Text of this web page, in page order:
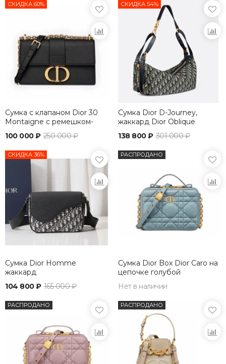
СКИДКА 60%
Сумка с клапаном Dior 30
Montaigne с ремешком-
100 000 ₽ 250 000 ₽
СКИДКА 54%
Сумка Dior D-Journey,
жаккард Dior Oblique
138 800 ₽ 301 000 ₽
СКИДКА 36%
Сумка Dior Homme
жаккард
104 800 ₽ 165 000 ₽
РАСПРОДАНО
Сумка Dior Box Dior Caro на
цепочке голубой
Нет в наличии
РАСПРОДАНО РАСПРОДАНО